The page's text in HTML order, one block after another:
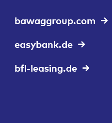
bawaggroup.com
easybank.de
bfl-leasing.de